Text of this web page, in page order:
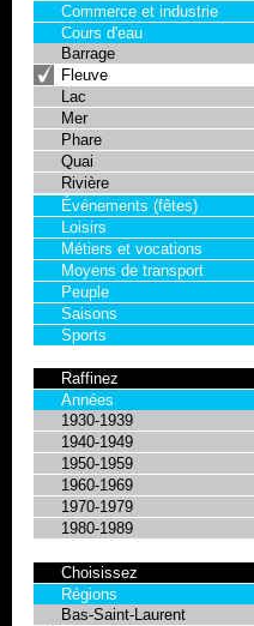
Commerce et industrie
Cours d'eau
Barrage
Fleuve
Lac
Mer
Phare
Quai
Rivière
Événements (fêtes)
Loisirs
Métiers et vocations
Moyens de transport
Peuple
Saisons
Sports
Raffinez
Années
1930-1939
1940-1949
1950-1959
1960-1969
1970-1979
1980-1989
Choisissez
Régions
Bas-Saint-Laurent